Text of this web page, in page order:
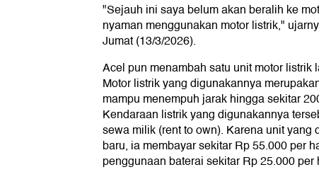
"Sejauh ini saya belum akan beralih ke
nyaman menggunakan motor listrik,"
Jumat (13/3/2026).
Acel pun menambah satu unit motor listrik
Motor listrik yang digunakannya
mampu menempuh jarak hingga sekitar
Kendaraan listrik yang digunakannya
sewa milik (rent to own). Karena unit yang
baru, ia membayar sekitar Rp 55.000 per
penggunaan baterai sekitar Rp 25.000 per